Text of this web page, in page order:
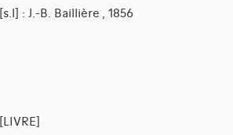
[s.l] : J.-B. Baillière , 1856
[LIVRE]